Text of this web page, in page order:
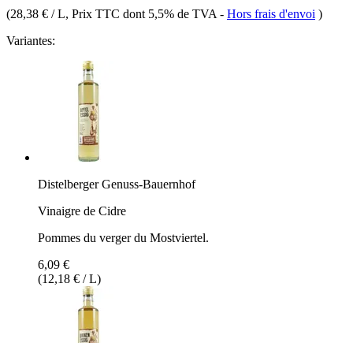
(28,38 € / L, Prix TTC dont 5,5% de TVA - Hors frais d'envoi )
Variantes:
Distelberger Genuss-Bauernhof
Vinaigre de Cidre
Pommes du verger du Mostviertel.
6,09 €
(12,18 € / L)